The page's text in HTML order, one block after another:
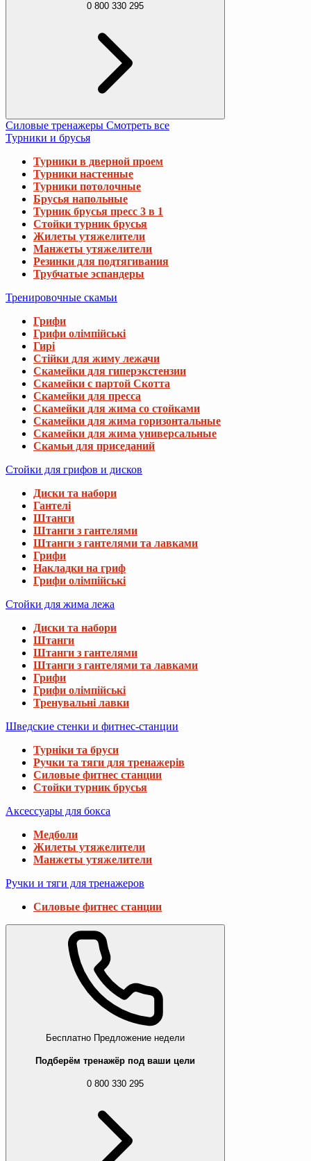
0 800 330 295
Силовые тренажеры Смотреть все
Турники и брусья
Турники в дверной проем
Турники настенные
Турники потолочные
Брусья напольные
Турник брусья пресс 3 в 1
Стойки турник брусья
Жилеты утяжелители
Манжеты утяжелители
Резинки для подтягивания
Трубчатые эспандеры
Тренировочные скамьи
Грифи
Грифи олімпійські
Гирі
Стійки для жиму лежачи
Скамейки для гиперэкстензии
Скамейки с партой Скотта
Скамейки для пресса
Скамейки для жима со стойками
Скамейки для жима горизонтальные
Скамейки для жима универсальные
Скамьи для приседаний
Стойки для грифов и дисков
Диски та набори
Гантелі
Штанги
Штанги з гантелями
Штанги з гантелями та лавками
Грифи
Накладки на гриф
Грифи олімпійські
Стойки для жима лежа
Диски та набори
Штанги
Штанги з гантелями
Штанги з гантелями та лавками
Грифи
Грифи олімпійські
Тренувальні лавки
Шведские стенки и фитнес-станции
Турніки та бруси
Ручки та тяги для тренажерів
Силовые фитнес станции
Стойки турник брусья
Аксессуары для бокса
Медболи
Жилеты утяжелители
Манжеты утяжелители
Ручки и тяги для тренажеров
Силовые фитнес станции
Бесплатно Предложение недели
Подберём тренажёр под ваши цели
0 800 330 295